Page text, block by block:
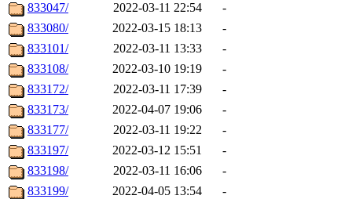
833047/
2022-03-11 22:54
-
833080/
2022-03-15 18:13
-
833101/
2022-03-11 13:33
-
833108/
2022-03-10 19:19
-
833172/
2022-03-11 17:39
-
833173/
2022-04-07 19:06
-
833177/
2022-03-11 19:22
-
833197/
2022-03-12 15:51
-
833198/
2022-03-11 16:06
-
833199/
2022-04-05 13:54
-